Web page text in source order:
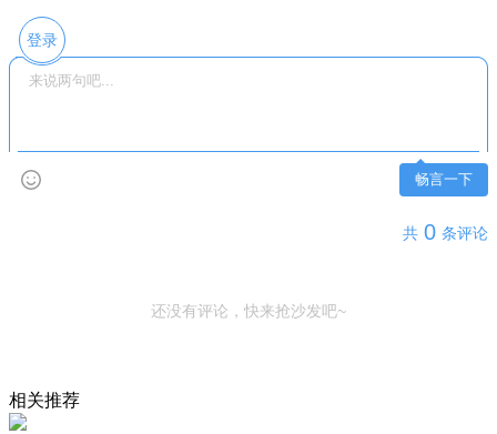
登录
畅言一下
共 0 条评论
还没有评论，快来抢沙发吧~
相关推荐